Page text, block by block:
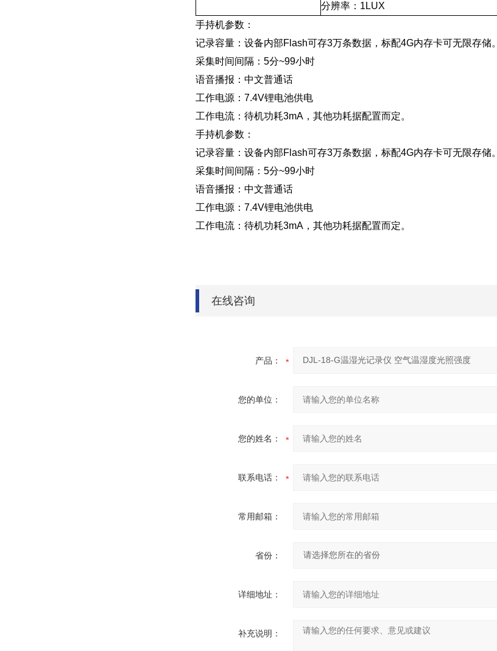
分辨率：1LUX
手持机参数：
记录容量：设备内部Flash可存3万条数据，标配4G内存卡可无限存储。
采集时间间隔：5分~99小时
语音播报：中文普通话
工作电源：7.4V锂电池供电
工作电流：待机功耗3mA，其他功耗据配置而定。
手持机参数：
记录容量：设备内部Flash可存3万条数据，标配4G内存卡可无限存储。
采集时间间隔：5分~99小时
语音播报：中文普通话
工作电源：7.4V锂电池供电
工作电流：待机功耗3mA，其他功耗据配置而定。
在线咨询
产品：
您的单位：
您的姓名：
联系电话：
常用邮箱：
省份：
详细地址：
补充说明：